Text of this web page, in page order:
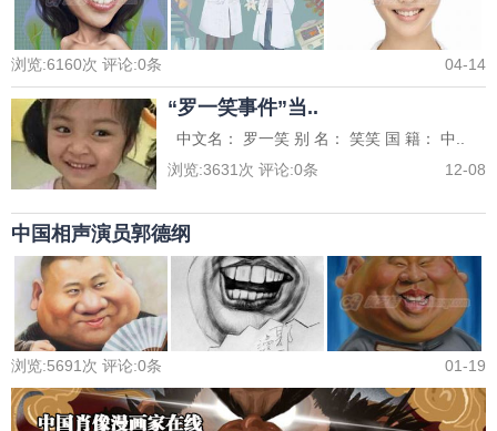
浏览:6160次 评论:0条 04-14
“罗一笑事件”当..
中文名： 罗一笑 别 名： 笑笑 国 籍： 中..
浏览:3631 次 评论:0条 12-08
中国相声演员郭德纲
浏览:5691 次 评论:0条 01-19